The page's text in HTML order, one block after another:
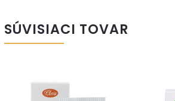
SÚVISIACI TOVAR